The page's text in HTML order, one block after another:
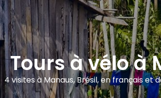
Tours à vélo à
4 visites à Manaus, Brésil, en français et